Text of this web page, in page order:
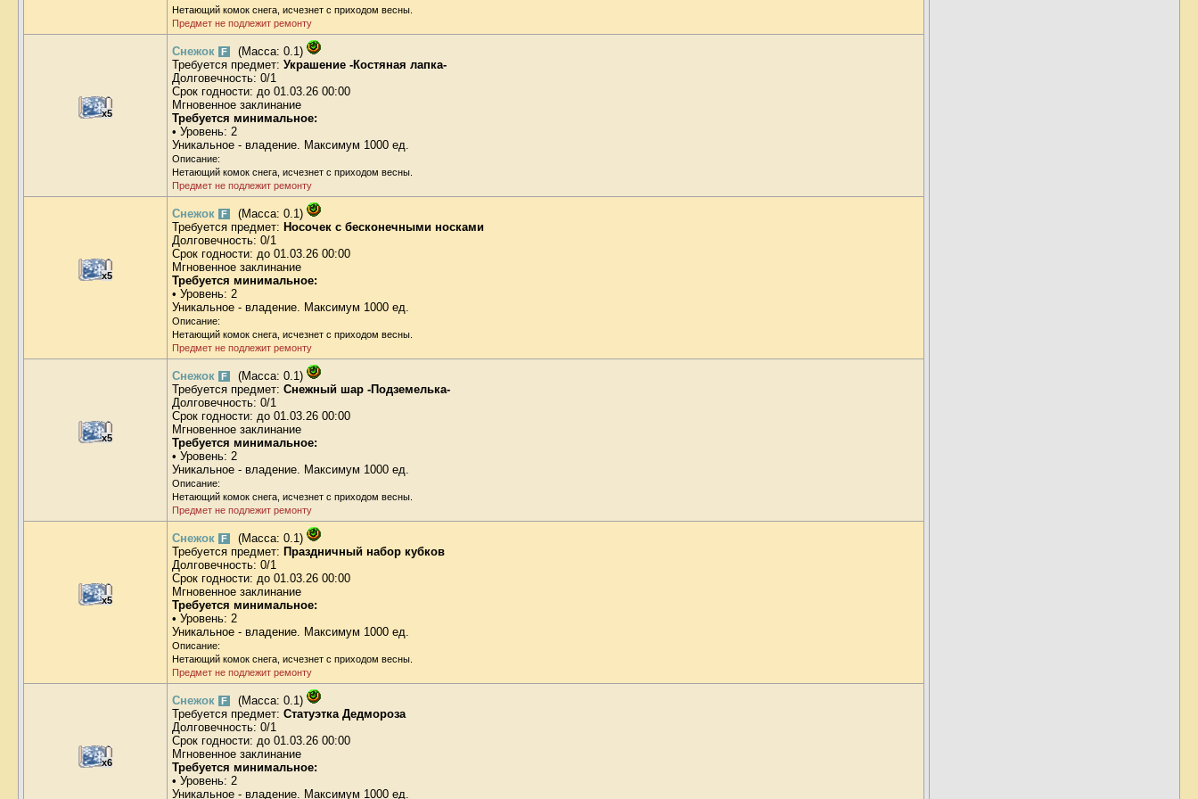
Нетающий комок снега, исчезнет с приходом весны.
Предмет не подлежит ремонту
x5
Снежок F
(Масса: 0.1)
Требуется предмет: Украшение -Костяная лапка-
Долговечность: 0/1
Срок годности: до 01.03.26 00:00
Мгновенное заклинание
Требуется минимальное:
• Уровень: 2
Уникальное - владение. Максимум 1000 ед.
Описание:
Нетающий комок снега, исчезнет с приходом весны.
Предмет не подлежит ремонту
x5
Снежок F
(Масса: 0.1)
Требуется предмет: Носочек с бесконечными носками
Долговечность: 0/1
Срок годности: до 01.03.26 00:00
Мгновенное заклинание
Требуется минимальное:
• Уровень: 2
Уникальное - владение. Максимум 1000 ед.
Описание:
Нетающий комок снега, исчезнет с приходом весны.
Предмет не подлежит ремонту
x5
Снежок F
(Масса: 0.1)
Требуется предмет: Снежный шар -Подземелька-
Долговечность: 0/1
Срок годности: до 01.03.26 00:00
Мгновенное заклинание
Требуется минимальное:
• Уровень: 2
Уникальное - владение. Максимум 1000 ед.
Описание:
Нетающий комок снега, исчезнет с приходом весны.
Предмет не подлежит ремонту
x5
Снежок F
(Масса: 0.1)
Требуется предмет: Праздничный набор кубков
Долговечность: 0/1
Срок годности: до 01.03.26 00:00
Мгновенное заклинание
Требуется минимальное:
• Уровень: 2
Уникальное - владение. Максимум 1000 ед.
Описание:
Нетающий комок снега, исчезнет с приходом весны.
Предмет не подлежит ремонту
x6
Снежок F
(Масса: 0.1)
Требуется предмет: Статуэтка Дедмороза
Долговечность: 0/1
Срок годности: до 01.03.26 00:00
Мгновенное заклинание
Требуется минимальное:
• Уровень: 2
Уникальное - владение. Максимум 1000 ед.